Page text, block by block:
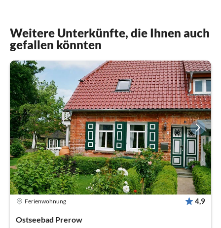
Weitere Unterkünfte, die Ihnen auch
gefallen könnten
Ferienwohnung 4,9
Ostseebad Prerow